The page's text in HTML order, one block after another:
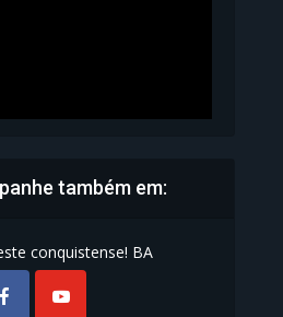
também em:
conquistense! BA